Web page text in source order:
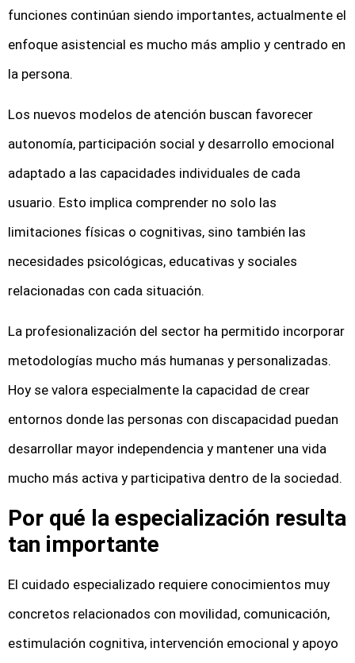
funciones continúan siendo importantes, actualmente el
enfoque asistencial es mucho más amplio y centrado en
la persona.
Los nuevos modelos de atención buscan favorecer
autonomía, participación social y desarrollo emocional
adaptado a las capacidades individuales de cada
usuario. Esto implica comprender no solo las
limitaciones físicas o cognitivas, sino también las
necesidades psicológicas, educativas y sociales
relacionadas con cada situación.
La profesionalización del sector ha permitido incorporar
metodologías mucho más humanas y personalizadas.
Hoy se valora especialmente la capacidad de crear
entornos donde las personas con discapacidad puedan
desarrollar mayor independencia y mantener una vida
mucho más activa y participativa dentro de la sociedad.
Por qué la especialización resulta
tan importante
El cuidado especializado requiere conocimientos muy
concretos relacionados con movilidad, comunicación,
estimulación cognitiva, intervención emocional y apoyo